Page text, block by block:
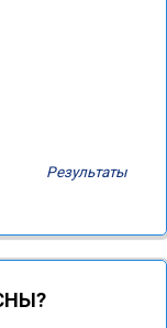
Результаты